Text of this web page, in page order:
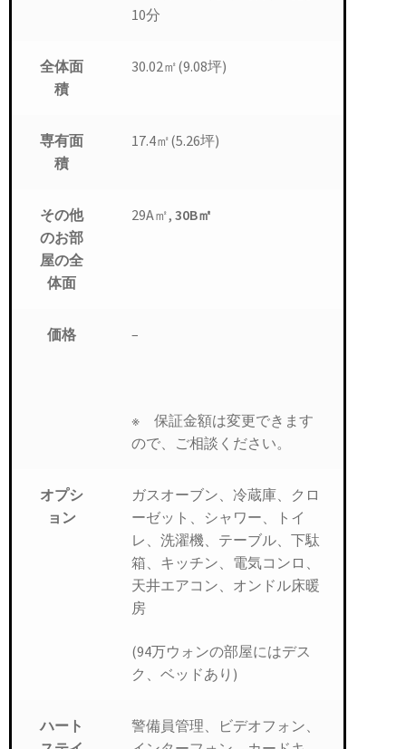
10分
全体面
積
30.02㎡(9.08坪)
専有面
積
17.4㎡(5.26坪)
その他
のお部
屋の全
体面
29A㎡, 30B㎡
価格 –
※ 保証金額は変更できます
ので、ご相談ください。
オプシ
ョン
ガスオーブン、冷蔵庫、クロ
ーゼット、シャワー、トイ
レ、洗濯機、テーブル、下駄
箱、キッチン、電気コンロ、
天井エアコン、オンドル床暖
房
(94万ウォンの部屋にはデス
ク、ベッドあり)
ハート
警備員管理、ビデオフォン、